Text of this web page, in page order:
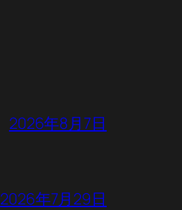
2026年8月7日
2026年7月29日